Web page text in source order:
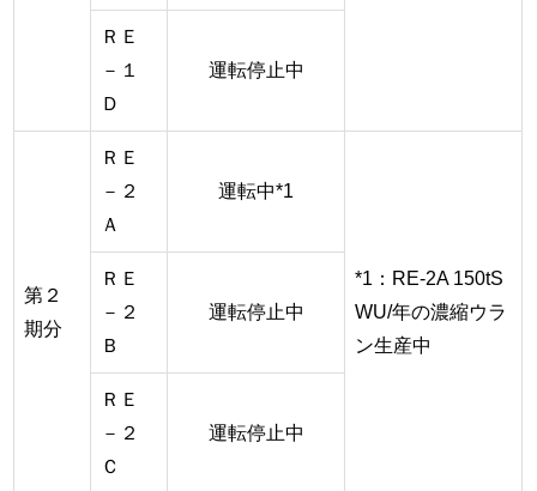
ＲＥ
－１
Ｄ
運転停止中
第２
期分
ＲＥ
－２
Ａ
運転中*1
*1：RE-2A 150tS
WU/年の濃縮ウラ
ン生産中
ＲＥ
－２
Ｂ
運転停止中
ＲＥ
－２
Ｃ
運転停止中